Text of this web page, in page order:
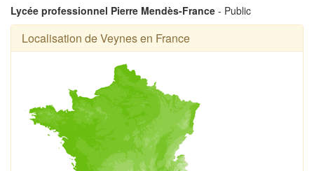
Lycée professionnel Pierre Mendès-France - Public
Localisation de Veynes en France